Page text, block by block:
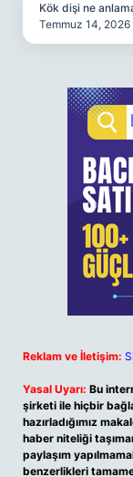
Kök dişi ne
Temmuz 14, 2026
Reklam ve İletişim:
Yasal Uyarı: Bu
şirketi ile hiçbir
hazırladığımız
haber niteliği
paylaşım
benzerlikleri